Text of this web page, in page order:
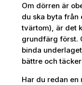
Om dörren är
du ska byta från
tvärtom), är det
grundfärg först.
binda
bättre och
Har du redan